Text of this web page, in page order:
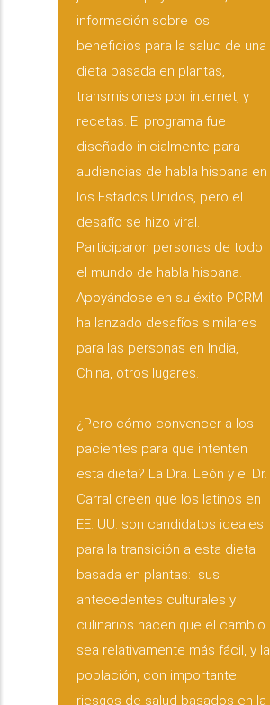
información sobre los
beneficios para la salud de una
dieta basada en plantas,
transmisiones por internet, y
recetas. El programa fue
diseñado inicialmente para
audiencias de habla hispana en
los Estados Unidos, pero el
desafío se hizo viral.
Participaron personas de todo
el mundo de habla hispana.
Apoyándose en su éxito PCRM
ha lanzado desafíos similares
para las personas en India,
China, otros lugares.
¿Pero cómo convencer a los
pacientes para que intenten
esta dieta? La Dra. León y el Dr.
Carral creen que los latinos en
EE. UU. son candidatos ideales
para la transición a esta dieta
basada en plantas: sus
antecedentes culturales y
culinarios hacen que el cambio
sea relativamente más fácil, y la
población, con importante
riesgos de salud basados en la